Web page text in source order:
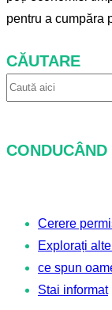
pentru a cumpăra
CĂUTARE
C
t
Cerere
Explorați
ce spun
Stai informat